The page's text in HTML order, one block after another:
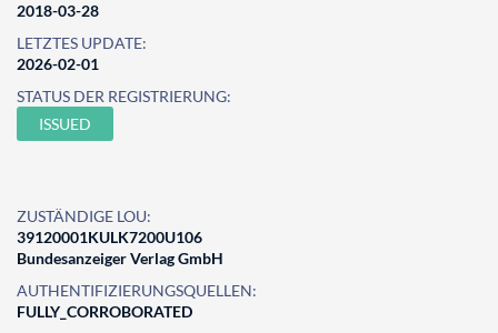
2018-03-28
LETZTES UPDATE:
2026-02-01
STATUS DER REGISTRIERUNG:
ISSUED
ZUSTÄNDIGE LOU:
39120001KULK7200U106
Bundesanzeiger Verlag GmbH
AUTHENTIFIZIERUNGSQUELLEN:
FULLY_CORROBORATED